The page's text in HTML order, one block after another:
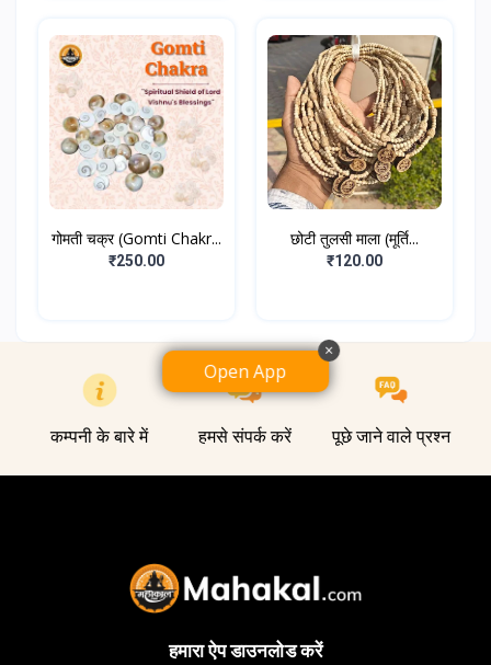
गोमती चक्र (Gomti Chakr...
₹250.00
छोटी तुलसी माला (मूर्ति...
₹120.00
कम्पनी के बारे में हमसे संपर्क करें पूछे जाने वाले प्रश्न
हमारा ऐप डाउनलोड करें
Open App
×